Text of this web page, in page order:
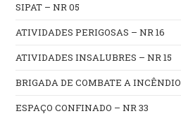
SIPAT – NR 05
ATIVIDADES PERIGOSAS – NR 16
ATIVIDADES INSALUBRES – NR 15
BRIGADA DE COMBATE A INCÊNDIO
ESPAÇO CONFINADO – NR 33